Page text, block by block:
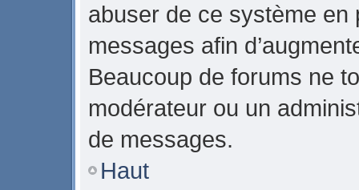
abuser de ce système en
messages afin
Beaucoup de forums ne
modérateur ou un
de messages.
Haut